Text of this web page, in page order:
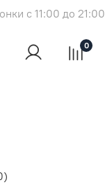
с 11:00 до 21:00
0